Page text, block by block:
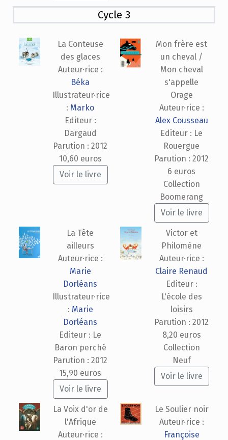
Cycle 3
La Conteuse
des glaces
Auteur·rice :
Béka
Illustrateur·rice
: Marko
Editeur :
Dargaud
Parution : 2012
10,60 euros
Voir le livre
Mon frère est
un cheval /
Mon cheval
s'appelle
Orage
Auteur·rice :
Alex Cousseau
Editeur : Le
Rouergue
Parution : 2012
6 euros
Collection
Boomerang
Voir le livre
La Tête
ailleurs
Auteur·rice :
Marie
Dorléans
Illustrateur·rice
: Marie
Dorléans
Editeur : Le
Baron perché
Parution : 2012
15,90 euros
Voir le livre
Victor et
Philomène
Auteur·rice :
Claire Renaud
Editeur :
L'école des
loisirs
Parution : 2012
8,20 euros
Collection
Neuf
Voir le livre
La Voix d'or de
l'Afrique
Auteur·rice :
Le Soulier noir
Auteur·rice :
Françoise